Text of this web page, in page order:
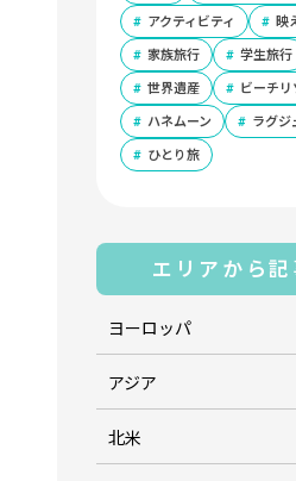
アクティビティ 映
家族旅行 学生旅行
世界遺産 ビーチリ
ハネムーン ラグジ
ひとり旅
エリアから
ヨーロッパ
アジア
北米